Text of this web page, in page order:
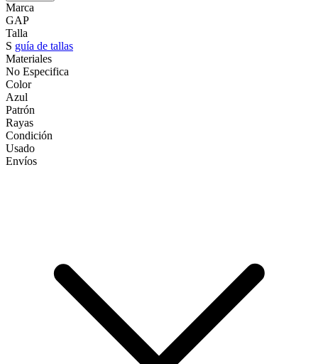
Marca
GAP
Talla
S guía de tallas
Materiales
No Especifica
Color
Azul
Patrón
Rayas
Condición
Usado
Envíos